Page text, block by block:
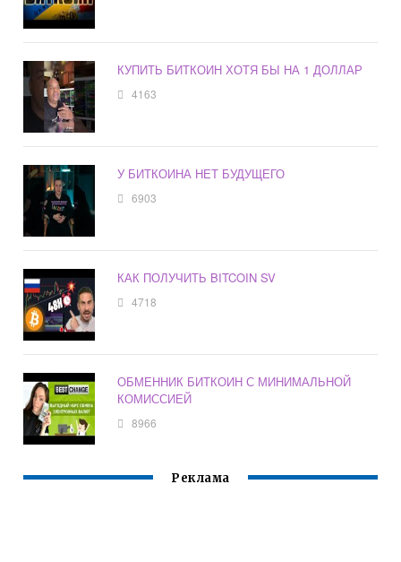
КУПИТЬ БИТКОИН ХОТЯ БЫ НА 1 ДОЛЛАР
4163
У БИТКОИНА НЕТ БУДУЩЕГО
6903
КАК ПОЛУЧИТЬ BITCOIN SV
4718
ОБМЕННИК БИТКОИН С МИНИМАЛЬНОЙ
КОМИССИЕЙ
8966
Реклама